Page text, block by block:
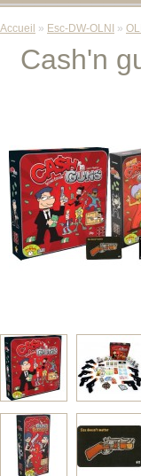
Accueil » Esc-DW-OLNI »
Cash'n